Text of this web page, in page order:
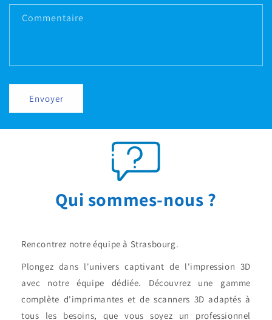
Commentaire
Envoyer
Qui sommes-nous ?
Rencontrez notre équipe à Strasbourg.
Plongez dans l'univers captivant de l'impression 3D
avec notre équipe dédiée. Découvrez une gamme
complète d'imprimantes et de scanners 3D adaptés à
tous les besoins, que vous soyez un professionnel